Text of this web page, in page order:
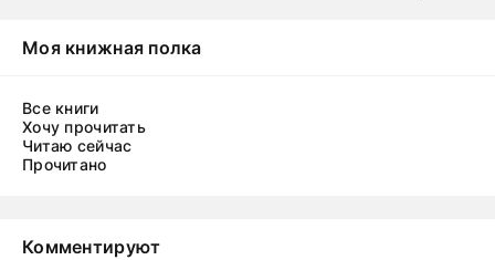
Моя книжная полка
Все книги
Хочу прочитать
Читаю сейчас
Прочитано
Комментируют